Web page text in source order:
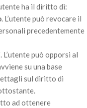
ha il diritto di:
. L’utente può revocare il
precedentemente
. L’utente può opporsi al
su una base
sul diritto di
ad ottenere